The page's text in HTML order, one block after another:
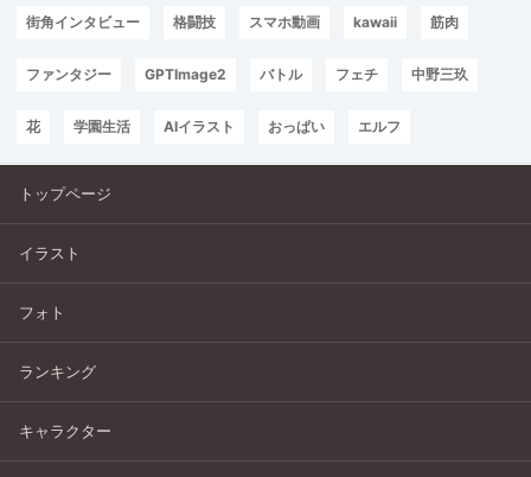
街角インタビュー 格闘技 スマホ動画 kawaii 筋肉
ファンタジー GPTImage2 バトル フェチ 中野三玖
花 学園生活 AIイラスト おっぱい エルフ
トップページ
イラスト
フォト
ランキング
キャラクター